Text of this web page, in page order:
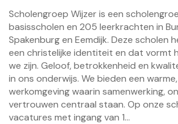
Scholengroep Wijzer is een
basisscholen en 205 leerkrachten in
Spakenburg en Eemdijk. Deze scholen
een christelijke identiteit en dat vormt
we zijn. Geloof, betrokkenheid en
in ons onderwijs. We bieden een
werkomgeving waarin samenwerking,
vertrouwen centraal staan. Op onze
vacatures met ingang van 1...